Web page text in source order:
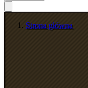
Strona główna